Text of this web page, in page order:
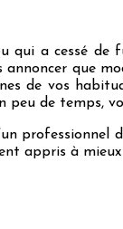
qui a cessé
annoncer que
de vos
peu de temps,
appris à